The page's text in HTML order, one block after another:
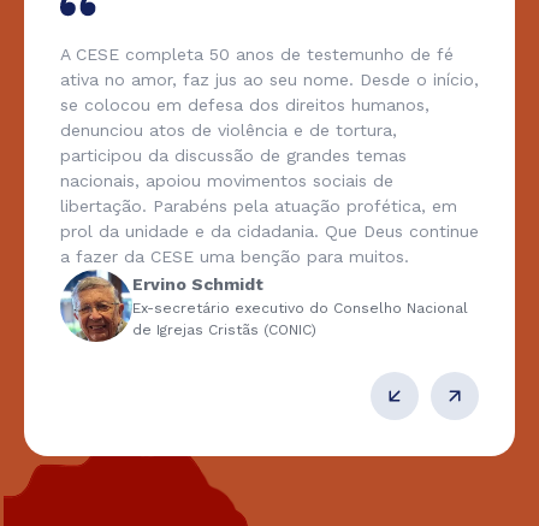
A CESE completa 50 anos de testemunho de fé
ativa no amor, faz jus ao seu nome. Desde o início,
se colocou em defesa dos direitos humanos,
denunciou atos de violência e de tortura,
participou da discussão de grandes temas
nacionais, apoiou movimentos sociais de
libertação. Parabéns pela atuação profética, em
prol da unidade e da cidadania. Que Deus continue
a fazer da CESE uma benção para muitos.
Ervino Schmidt
Ex-secretário executivo do Conselho Nacional
de Igrejas Cristãs (CONIC)